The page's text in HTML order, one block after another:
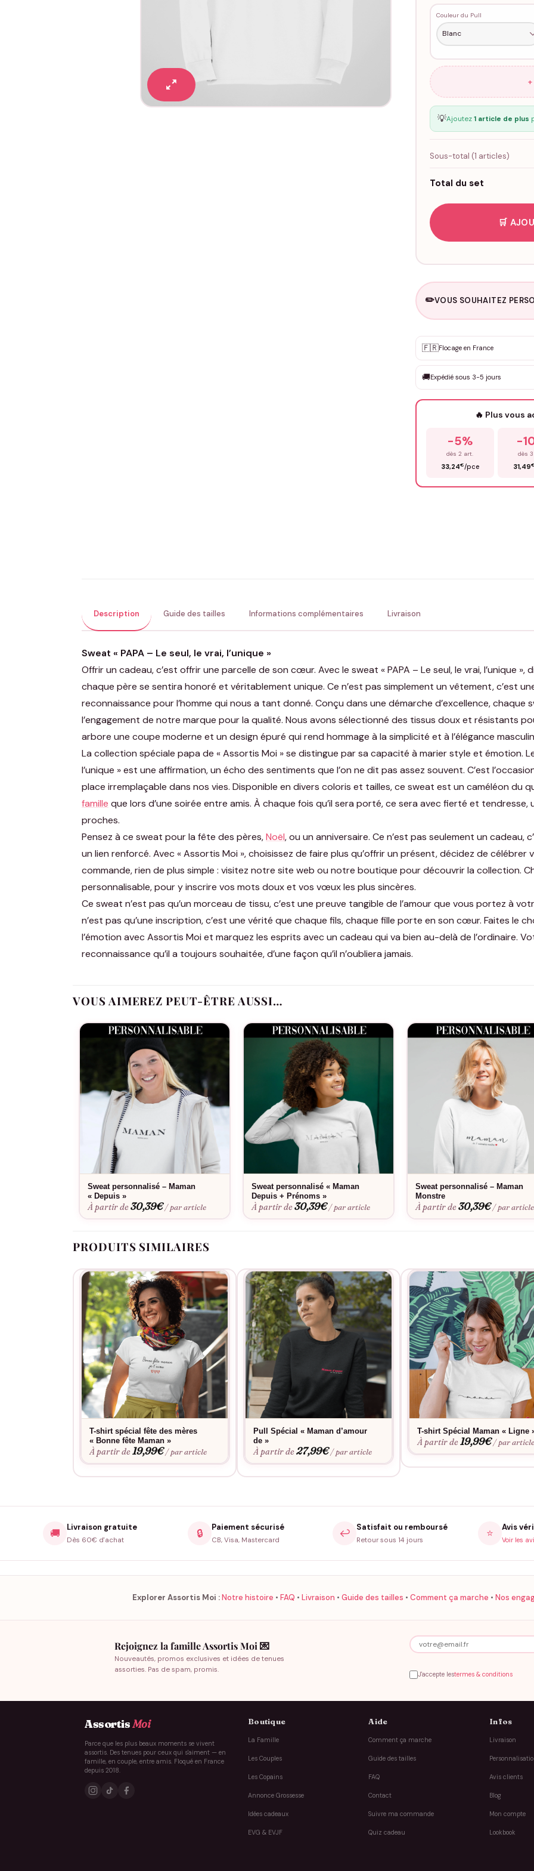
Couleur du Pull
💡Ajoutez 1 article de plus
Sous-total (1 articles)
Total du set
🛒
✏️VOUS SOUHAITEZ
✨ Personnalisation sur
Que souhaitez-vous ?
🇫🇷Flocage en France
🚚Expédié sous 3-5 jours
🔥 Plus vous
-5%
dès 2 art.
33,24€/pce
-
dès
31,49
Description Guide des tailles Informations complémentaires Livraison
Sweat « PAPA – Le seul, le vrai, l’unique »
Offrir un cadeau, c’est offrir une parcelle de son cœur. Avec le sweat « PAPA – Le seul, le vrai, l’unique
chaque père se sentira honoré et véritablement unique. Ce n’est pas simplement un vêtement, c’est
reconnaissance pour l’homme qui nous a tant donné. Conçu dans une démarche d’excellence,
l’engagement de notre marque pour la qualité. Nous avons sélectionné des tissus doux et résistants
arbore une coupe moderne et un design épuré qui rend hommage à la simplicité et à l’élégance
La collection spéciale papa de « Assortis Moi » se distingue par sa capacité à marier style et émotion. Le
l’unique » est une affirmation, un écho des sentiments que l’on ne dit pas assez souvent. C’est
place irremplaçable dans nos vies. Disponible en divers coloris et tailles, ce sweat est un caméléon du
famille que lors d’une soirée entre amis. À chaque fois qu’il sera porté, ce sera avec fierté et
proches.
Pensez à ce sweat pour la fête des pères,Noël, ou un anniversaire. Ce n’est pas seulement un cadeau,
un lien renforcé. Avec « Assortis Moi », choisissez de faire plus qu’offrir un présent, décidez de
commande, rien de plus simple : visitez notre site web ou notre boutique pour découvrir la collection.
personnalisable, pour y inscrire vos mots doux et vos vœux les plus sincères.
Ce sweat n’est pas qu’un morceau de tissu, c’est une preuve tangible de l’amour que vous portez à
n’est pas qu’une inscription, c’est une vérité que chaque fils, chaque fille porte en son cœur. Faites le
l’émotion avec Assortis Moi et marquez les esprits avec un cadeau qui va bien au-delà de l’ordinaire.
reconnaissance qu’il a toujours souhaitée, d’une façon qu’il n’oubliera jamais.
VOUS AIMEREZ PEUT-ÊTRE AUSSI…
Sweat personnalisé – Maman
« Depuis »
À partir de30,39€ / par article
Sweat personnalisé « Maman
Depuis + Prénoms »
À partir de30,39€ / par article
Sweat personnalisé – Maman
Monstre
À partir de30,39€ / par article
PRODUITS SIMILAIRES
T-shirt spécial fête des mères
« Bonne fête Maman »
À partir de19,99€ / par article
Pull Spécial « Maman d’amour
de »
À partir de27,99€ / par article
T-shirt Spécial Maman « Ligne
À partir de19,99€ / par
🚚 Livraison gratuite
Dès 60€ d'achat
🔒 Paiement sécurisé
CB, Visa, Mastercard
↩️ Satisfait ou remboursé
Retour sous 14 jours
⭐ Avis
Voir les
Explorer Assortis Moi :Notre histoire • FAQ • Livraison • Guide des tailles • Comment ça marche • Nos
Rejoignez la famille Assortis Moi 💌
Nouveautés, promos exclusives et idées de tenues
assorties. Pas de spam, promis.
J'accepte lestermes & conditions
AssortisMoi
Parce que les plus beaux moments se vivent
assortis. Des tenues pour ceux qui s'aiment — en
famille, en couple, entre amis. Floqué en France
depuis 2018.
Boutique
La Famille
Les Couples
Les Copains
Annonce Grossesse
Idées cadeaux
EVG & EVJF
Aide
Comment ça marche
Guide des tailles
FAQ
Contact
Suivre ma commande
Quiz cadeau
Infos
Livraison
Avis clients
Blog
Mon compte
Lookbook